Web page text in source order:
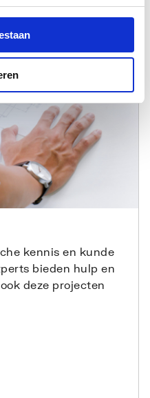
kennis en kunde
bieden hulp en
deze projecten